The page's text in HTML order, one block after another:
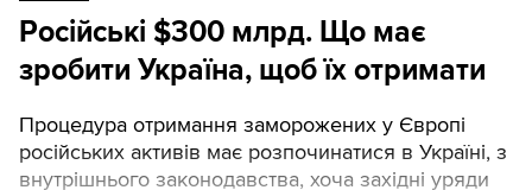
часом не було так прикро.
Розповідаємо про архаїчні й
абсурдні норми в ЗСУ, які
Російські $300 млрд. Що має
зробити Україна, щоб їх отримати
Процедура отримання заморожених у Європі
російських активів має розпочинатися в Україні, з
внутрішнього законодавства, хоча західні уряди